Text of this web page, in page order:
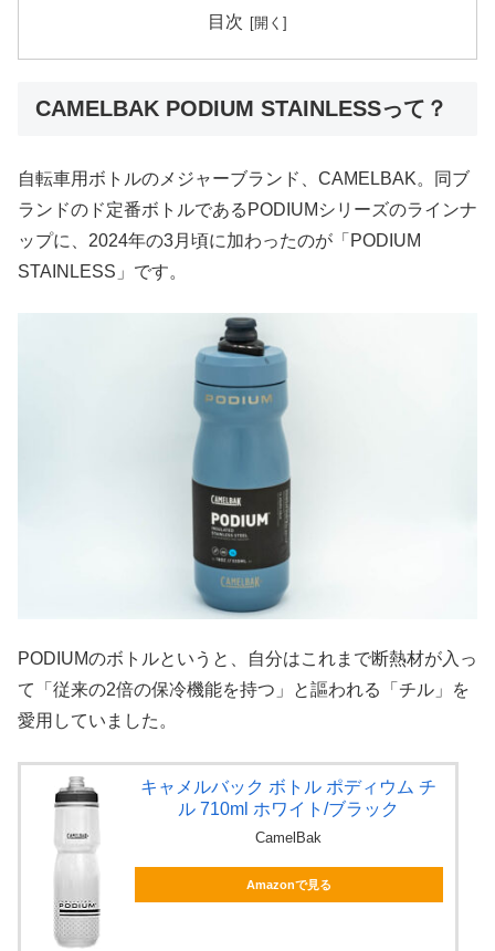
目次
CAMELBAK PODIUM STAINLESSって？
自転車用ボトルのメジャーブランド、CAMELBAK。同ブ
ランドのド定番ボトルであるPODIUMシリーズのラインナ
ップに、2024年の3月頃に加わったのが「PODIUM
STAINLESS」です。
PODIUMのボトルというと、自分はこれまで断熱材が入っ
て「従来の2倍の保冷機能を持つ」と謳われる「チル」を
愛用していました。
キャメルバック ボトル ポディウム チ
ル 710ml ホワイト/ブラック
CamelBak
Amazonで見る